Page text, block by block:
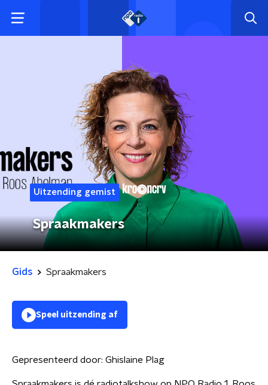
Uitzending gemist
Spraakmakers
Gids Spraakmakers
Speel uitzending af
Gepresenteerd door: Ghislaine Plag